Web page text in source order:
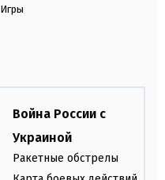
Игры
Война России с
Украиной
Ракетные обстрелы